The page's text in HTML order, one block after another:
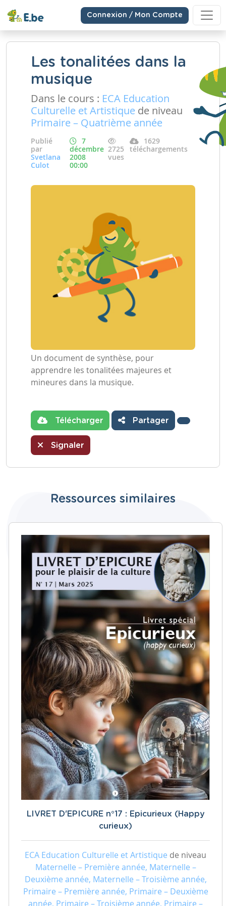
Connexion / Mon Compte
Les tonalitées dans la
musique
Dans le cours : ECA Education
Culturelle et Artistique de niveau
Primaire – Quatrième année
Publié
par
Svetlana
Culot
7
décembre
2008
00:00
2725
vues
1629
téléchargements
Un document de synthèse, pour
apprendre les tonalitées majeures et
mineures dans la musique.
Télécharger Partager
Signaler
Ressources similaires
LIVRET D'EPICURE n°17 : Epicurieux (Happy
curieux)
ECA Education Culturelle et Artistique de niveau
Maternelle – Première année, Maternelle –
Deuxième année, Maternelle – Troisième année,
Primaire – Première année, Primaire – Deuxième
année, Primaire – Troisième année, Primaire –